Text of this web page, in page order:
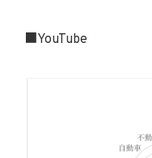
■YouTube